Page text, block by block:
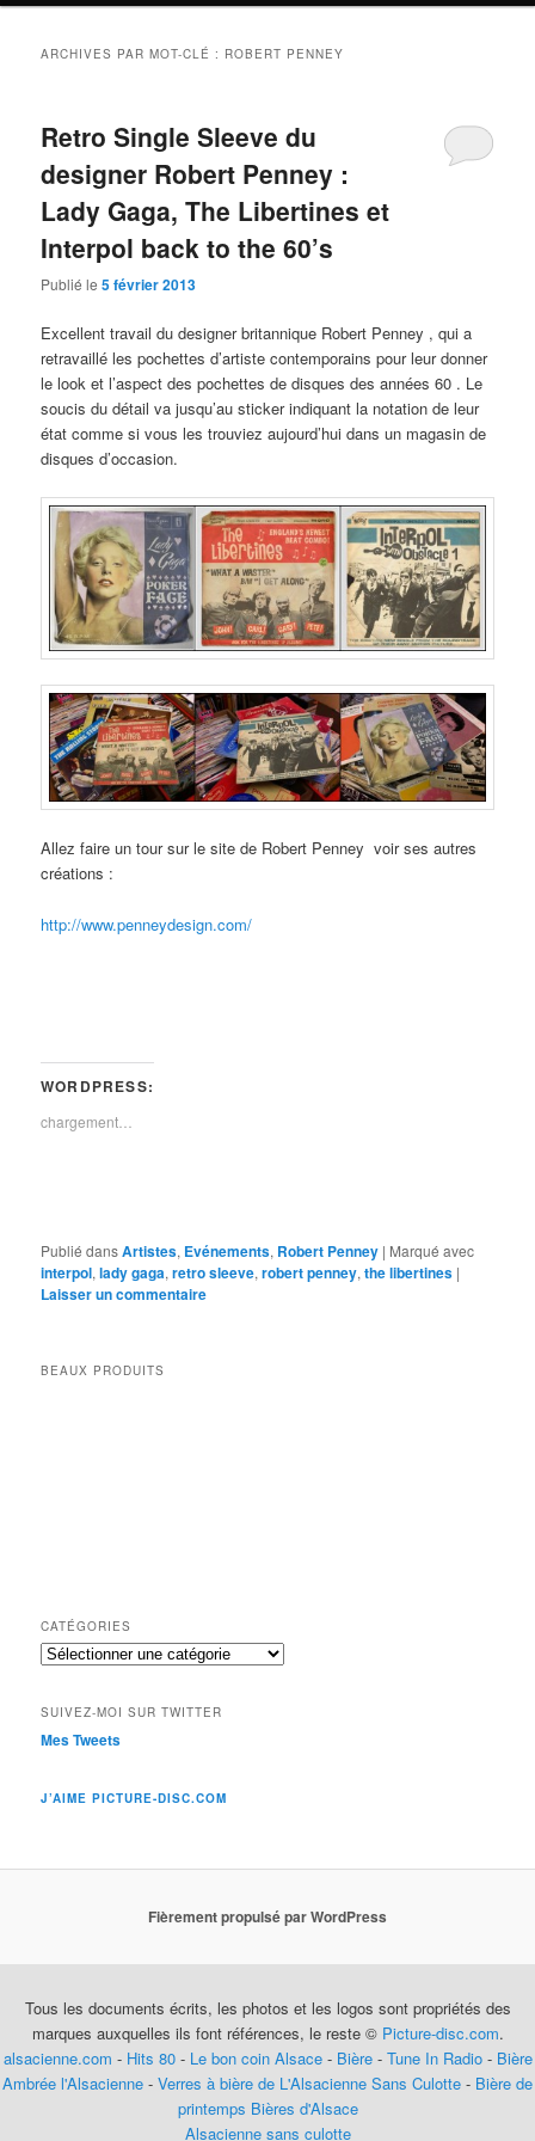
ARCHIVES PAR MOT-CLÉ : ROBERT PENNEY
Retro Single Sleeve du
designer Robert Penney :
Lady Gaga, The Libertines et
Interpol back to the 60’s
Publié le5 février 2013
Excellent travail du designer britannique Robert Penney , qui a
retravaillé les pochettes d’artiste contemporains pour leur donner
le look et l’aspect des pochettes de disques des années 60 . Le
soucis du détail va jusqu’au sticker indiquant la notation de leur
état comme si vous les trouviez aujourd’hui dans un magasin de
disques d’occasion.
Allez faire un tour sur le site de Robert Penney voir ses autres
créations :
http://www.penneydesign.com/
WORDPRESS:
chargement…
Publié dansArtistes, Evénements, Robert Penney | Marqué avec
interpol,lady gaga,retro sleeve,robert penney,the libertines |
Laisser un commentaire
BEAUX PRODUITS
CATÉGORIES
Catégories
SUIVEZ-MOI SUR TWITTER
Mes Tweets
J’AIME PICTURE-DISC.COM
Fièrement propulsé par WordPress
Tous les documents écrits, les photos et les logos sont propriétés des
marques auxquelles ils font références, le reste © Picture-disc.com.
alsacienne.com - Hits 80- Le bon coin Alsace- Bière- Tune In Radio - Bière
Ambrée l'Alsacienne - Verres à bière de L'Alsacienne Sans Culotte - Bière de
printemps Bières d'Alsace
Alsacienne sans culotte